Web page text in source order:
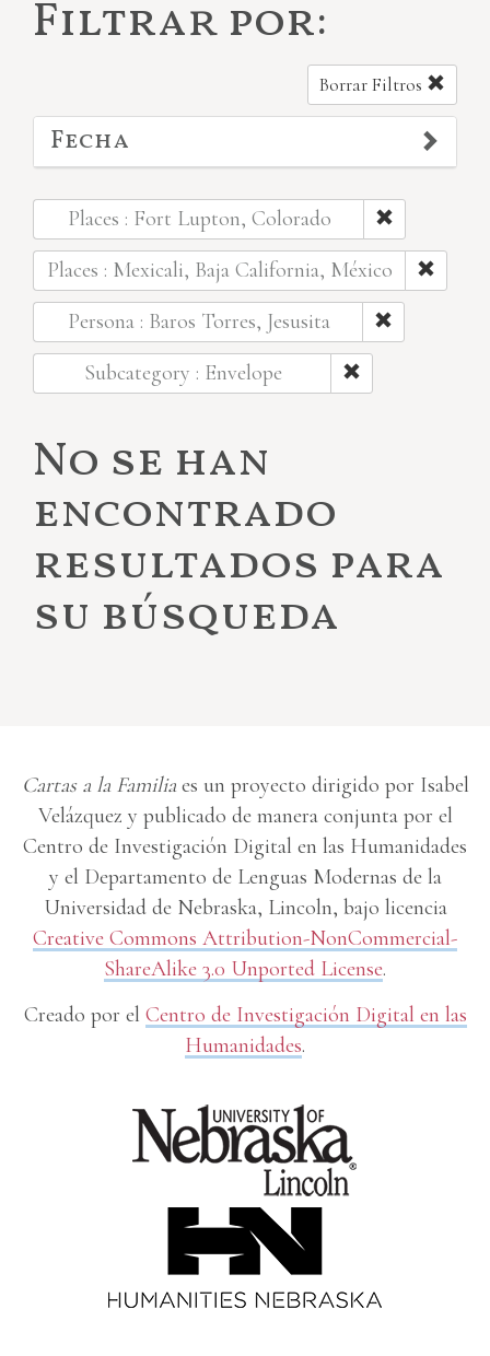
Filtrar por:
Borrar Filtros
Fecha
Places : Fort Lupton, Colorado
Places : Mexicali, Baja California, México
Persona : Baros Torres, Jesusita
Subcategory : Envelope
No se han
encontrado
resultados para
su búsqueda
Cartas a la Familiaes un proyecto dirigido por Isabel
Velázquez y publicado de manera conjunta por el
Centro de Investigación Digital en las Humanidades
y el Departamento de Lenguas Modernas de la
Universidad de Nebraska, Lincoln, bajo licencia
Creative Commons Attribution-NonCommercial-
ShareAlike 3.0 Unported License.
Creado por el Centro de Investigación Digital en las
Humanidades.